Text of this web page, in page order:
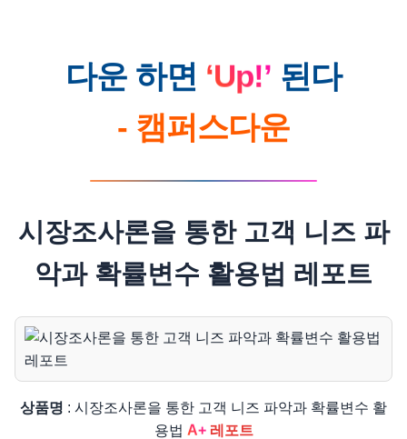
다운 하면 ‘Up!’ 된다
- 캠퍼스다운
시장조사론을 통한 고객 니즈 파
악과 확률변수 활용법 레포트
상품명 : 시장조사론을 통한 고객 니즈 파악과 확률변수 활
용법 A+레포트